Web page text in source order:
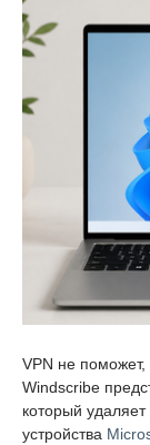
VPN не
Windscribe
который
устройства